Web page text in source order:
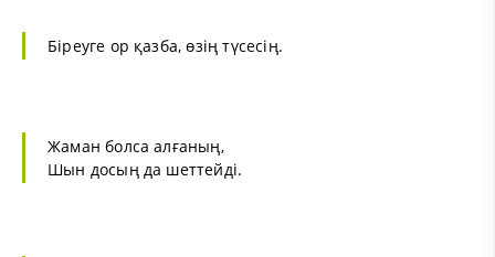
Біреуге ор қазба, өзің түсесің.
Жаман болса алғаның,
Шын досың да шеттейді.